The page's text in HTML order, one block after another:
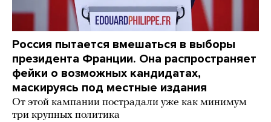
Россия пытается вмешаться в выборы
президента Франции. Она распространяет
фейки о возможных кандидатах,
маскируясь под местные издания
От этой кампании пострадали уже как минимум
три крупных политика